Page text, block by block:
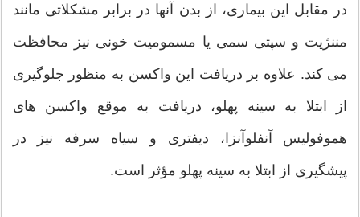
در مقابل این بیماری، از بدن آنها در برابر مشکلاتی مانند
مننژیت و سپتی سمی یا مسمومیت خونی نیز محافظت
می کند. علاوه بر دریافت این واکسن به منظور جلوگیری
از ابتلا به سینه پهلو، دریافت به موقع واکسن های
هموفولیس آنفلوآنزا، دیفتری و سیاه سرفه نیز در
پیشگیری از ابتلا به سینه پهلو مؤثر است.